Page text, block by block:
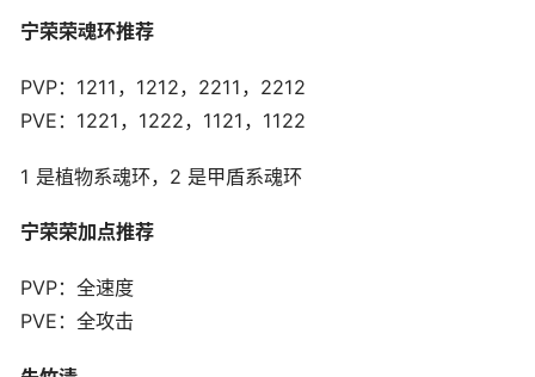
宁荣荣魂环推荐
PVP：1211，1212，2211，2212
PVE：1221，1222，1121，1122
1 是植物系魂环，2 是甲盾系魂环
宁荣荣加点推荐
PVP：全速度
PVE：全攻击